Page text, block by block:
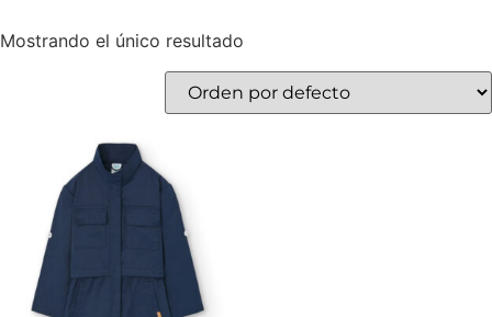
Mostrando el único resultado